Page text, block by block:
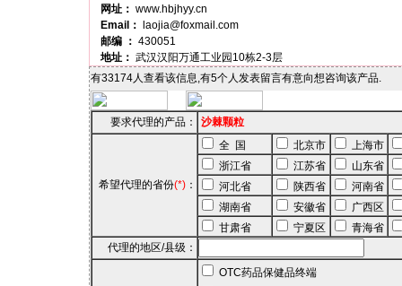
网址： www.hbjhyy.cn
Email：
laojia@foxmail.com
邮编 ： 430051
地址： 武汉汉阳万通工业园10栋2-3层
有33174人查看该信息,有5个人发表留言有意向想咨询该产品.
要求代理的产品： 沙棘颗粒
希望代理的省份(*)：
全 国 北京市
上海市
浙江省
江苏省
山东省
河北省
陕西省
河南省
湖南省
安徽省
广西区
甘肃省
宁夏区
青海省
代理的地区/县级：
OTC药品保健品终端